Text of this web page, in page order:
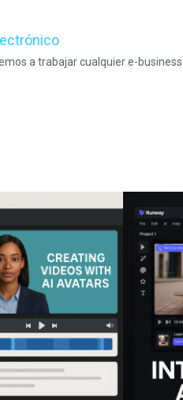
a trabajar cualquier e-